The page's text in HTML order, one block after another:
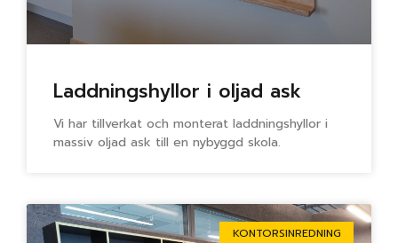
Laddningshyllor i oljad ask
Vi har tillverkat och monterat laddningshyllor i
massiv oljad ask till en nybyggd skola.
KONTORSINREDNING